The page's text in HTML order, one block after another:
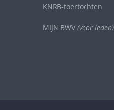
KNRB-toertochten
MIJN BWV (voor leden)